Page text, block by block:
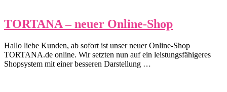
TORTANA – neuer Online-Shop
Hallo liebe Kunden, ab sofort ist unser neuer Online-Shop
TORTANA.de online. Wir setzten nun auf ein leistungsfähigeres
Shopsystem mit einer besseren Darstellung …